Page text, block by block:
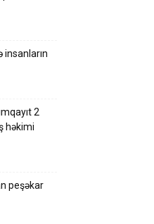
insanların
2
həkimi
peşəkar